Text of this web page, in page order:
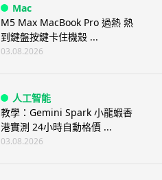
Mac
M5 Max MacBook Pro 過熱 熱
到鍵盤按鍵卡住機殼 ...
03.08.2026
人工智能
教學：Gemini Spark 小龍蝦香
港實測 24小時自動格價 ...
03.08.2026